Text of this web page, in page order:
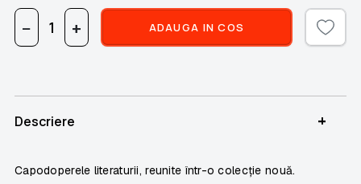
− + ADAUGA IN COS
Descriere +
Capodoperele literaturii, reunite într-o colecție nouă.